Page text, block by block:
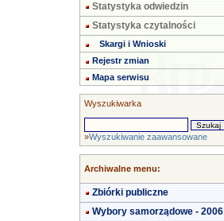
Statystyka odwiedzin
Statystyka czytalności
Skargi i Wnioski
Rejestr zmian
Mapa serwisu
Wyszukiwarka
»Wyszukiwanie zaawansowane
Archiwalne menu:
Zbiórki publiczne
Wybory samorządowe - 2006